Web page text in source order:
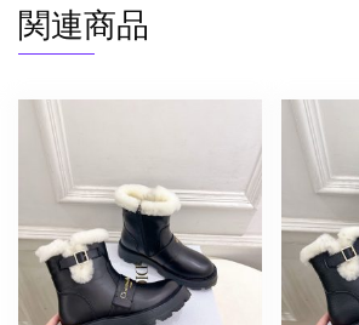
レ
デ
関連商品